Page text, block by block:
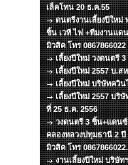
เล็คโทน 20 ธ.ค.55
ดนตรีงานเลี้ยงปีให
ชิ้น เวที ไฟ +ทีมงานแด
มิวสิค โทร 0867866022
เลี้ยงปีใหม่ วงดนตรี
เลี้ยงปีใหม่ 2557 บ.ส
เลี้ยงปีใหม่ บริษัทควิ
เลี้ยงปีใหม่ 2557 บริ
ที่ 25 ธ.ค. 2556
วงดนตรี 3 ชิ้น+แดนซ์
คลองหลวงปทุมธานี 2
มิวสิค โทร
งานเลี้ยงปีใหม่ บริษั